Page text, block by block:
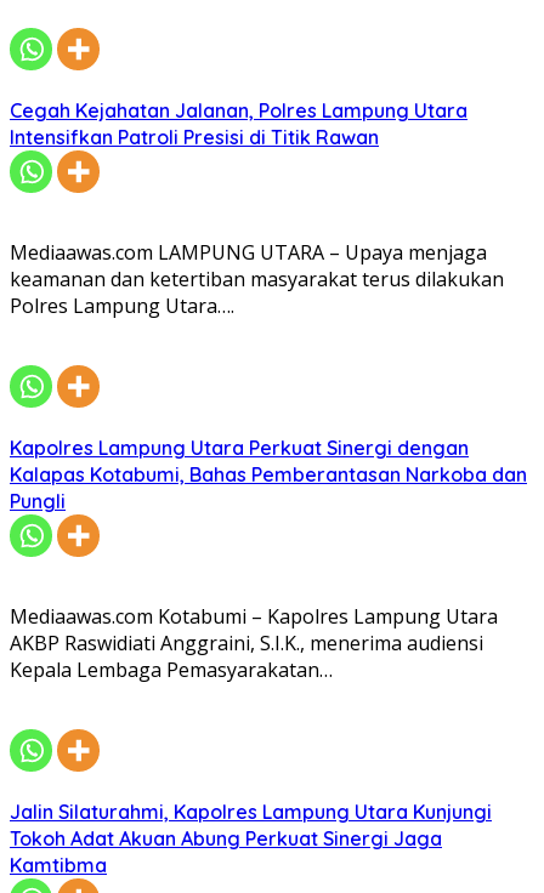
Cegah Kejahatan Jalanan, Polres Lampung Utara
Intensifkan Patroli Presisi di Titik Rawan
Mediaawas.com LAMPUNG UTARA – Upaya menjaga
keamanan dan ketertiban masyarakat terus dilakukan
Polres Lampung Utara….
Kapolres Lampung Utara Perkuat Sinergi dengan
Kalapas Kotabumi, Bahas Pemberantasan Narkoba dan
Pungli
Mediaawas.com Kotabumi – Kapolres Lampung Utara
AKBP Raswidiati Anggraini, S.I.K., menerima audiensi
Kepala Lembaga Pemasyarakatan…
Jalin Silaturahmi, Kapolres Lampung Utara Kunjungi
Tokoh Adat Akuan Abung Perkuat Sinergi Jaga
Kamtibma